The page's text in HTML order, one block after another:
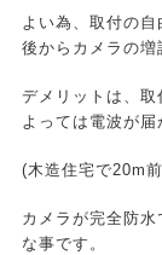
よい為、取付の
後からカメラの増
デメリットは、取
よっては電波が届
(木造住宅で20m
カメラが完全防
な事です。